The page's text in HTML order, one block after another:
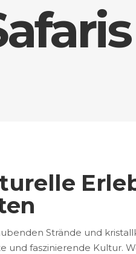
Strände und
und faszinierende Kultur.